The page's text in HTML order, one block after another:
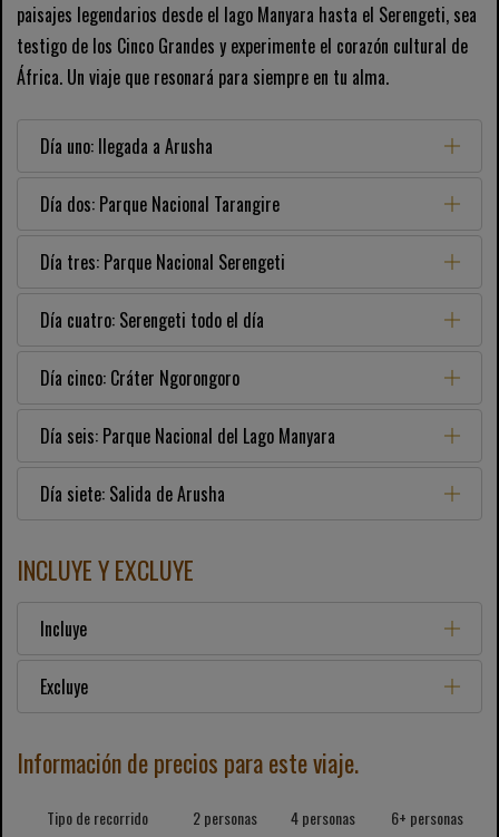
paisajes legendarios desde el lago Manyara hasta el Serengeti, sea
testigo de los Cinco Grandes y experimente el corazón cultural de
África. Un viaje que resonará para siempre en tu alma.
Día uno: llegada a Arusha
Día dos: Parque Nacional Tarangire
Día tres: Parque Nacional Serengeti
Día cuatro: Serengeti todo el día
Día cinco: Cráter Ngorongoro
Día seis: Parque Nacional del Lago Manyara
Día siete: Salida de Arusha
INCLUYE Y EXCLUYE
Incluye
Excluye
Información de precios para este viaje.
Tipo de recorrido 2 personas 4 personas 6+ personas